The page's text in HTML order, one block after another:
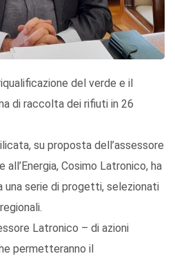
del verde e il
di raccolta dei rifiuti in 26
su proposta dell’assessore
all’Energia, Cosimo Latronico, ha
serie di progetti, selezionati
Latronico – di azioni
permetteranno il